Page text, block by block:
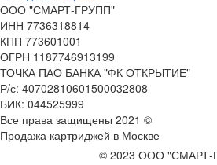
ООО "СМАРТ-ГРУПП"
ИНН 7736318814
КПП 773601001
ОГРН 1187746913199
ТОЧКА ПАО БАНКА "ФК ОТКРЫТИЕ"
Р/с: 40702810601500032808
БИК: 044525999
Все права защищены 2021 ©
Продажа картриджей в Москве
© 2023 ООО "СМАРТ-